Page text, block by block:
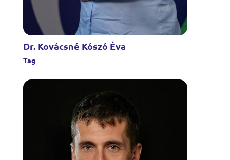
Dr. Kovácsné Kószó Éva
Tag